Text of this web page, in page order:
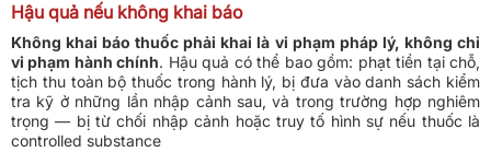
Hậu quả nếu không khai báo
Không khai báo thuốc phải khai là vi phạm pháp lý, không chỉ
vi phạm hành chính. Hậu quả có thể bao gồm: phạt tiền tại chỗ,
tịch thu toàn bộ thuốc trong hành lý, bị đưa vào danh sách kiểm
tra kỹ ở những lần nhập cảnh sau, và trong trường hợp nghiêm
trọng — bị từ chối nhập cảnh hoặc truy tố hình sự nếu thuốc là
controlled substance